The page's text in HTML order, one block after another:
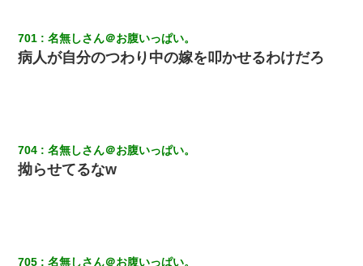
701 名無しさん＠お腹いっぱい。
病人が自分のつわり中の嫁を叩かせるわけだろ
704 名無しさん＠お腹いっぱい。
拗らせてるなw
705 名無しさん＠お腹いっぱい。